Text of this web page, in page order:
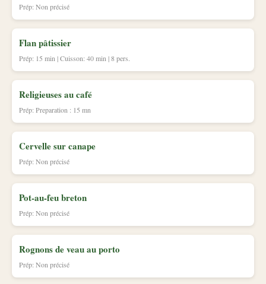
Prép: Non précisé
Flan pâtissier
Prép: 15 min | Cuisson: 40 min | 8 pers.
Religieuses au café
Prép: Preparation : 15 mn
Cervelle sur canape
Prép: Non précisé
Pot-au-feu breton
Prép: Non précisé
Rognons de veau au porto
Prép: Non précisé